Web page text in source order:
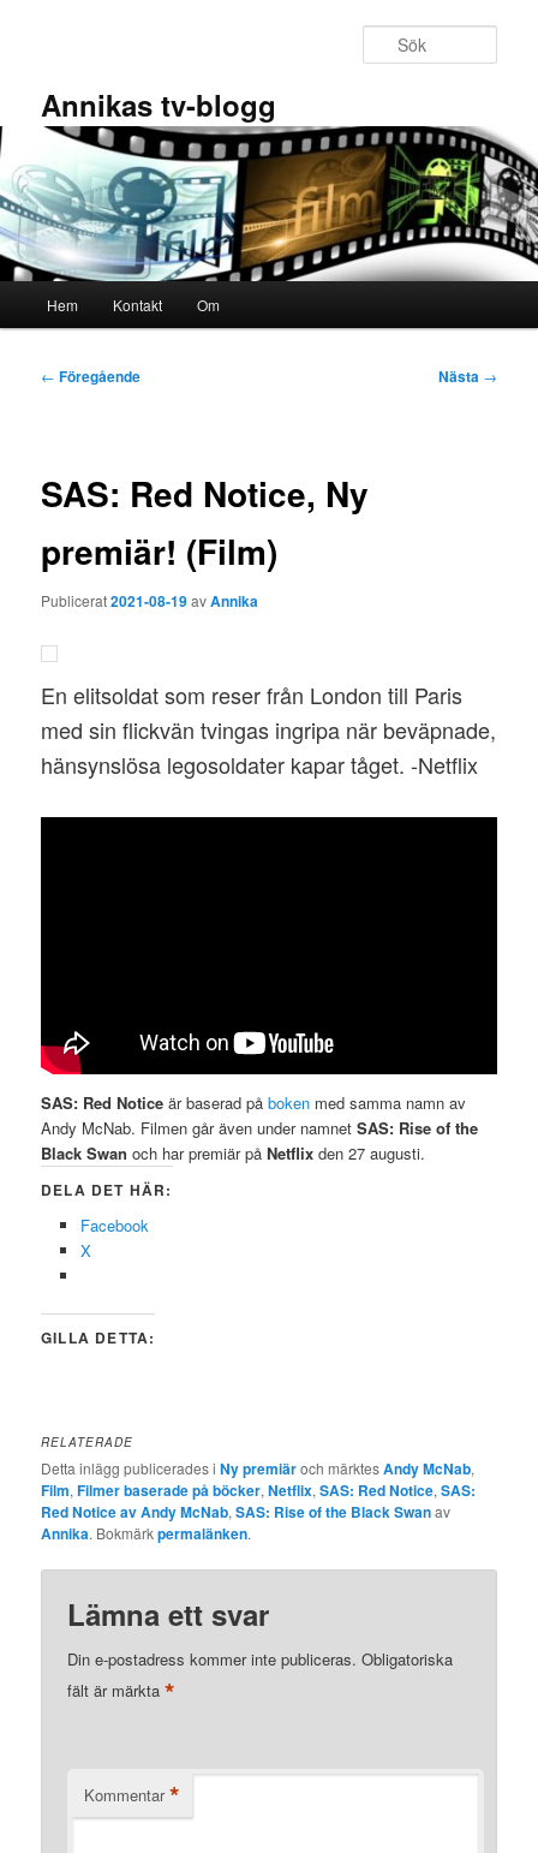
Annikas tv-blogg
Hem Kontakt Om
Inläggsnavigering
← Föregående Nästa →
SAS: Red Notice, Ny
premiär! (Film)
Publicerat2021-08-19avAnnika
En elitsoldat som reser från London till Paris
med sin flickvän tvingas ingripa när beväpnade,
hänsynslösa legosoldater kapar tåget. -Netflix
SAS: Red Notice är baserad på boken med samma namn av
Andy McNab. Filmen går även under namnetSAS: Rise of the
Black Swan och har premiär påNetflix den 27 augusti.
DELA DET HÄR:
Facebook
X
GILLA DETTA:
RELATERADE
Detta inlägg publicerades iNy premiäroch märktesAndy McNab,
Film,Filmer baserade på böcker,Netflix,SAS: Red Notice,SAS:
Red Notice av Andy McNab,SAS: Rise of the Black Swanav
Annika. Bokmärkpermalänken.
Lämna ett svar
Din e-postadress kommer inte publiceras. Obligatoriska
fält är märkta*
Kommentar *